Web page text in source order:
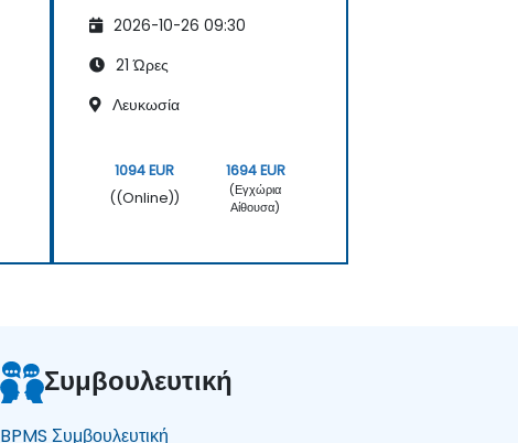
2026-10-26 09:30
21 Ώρες
Λευκωσία
1094 EUR
((Online))
1694 EUR
(Εγχώρια
Αίθουσα)
Συμβουλευτική
BPMS Συμβουλευτική